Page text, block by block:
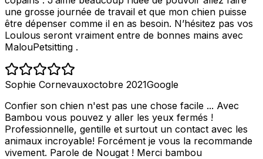
une grosse journée de travail et que mon chien puisse
être dépenser comme il en as besoin. N’hésitez pas vos
Loulous seront vraiment entre de bonnes mains avec
MalouPetsitting .
Sophie Cornevauxoctobre 2021Google
Confier son chien n'est pas une chose facile ... Avec
Bambou vous pouvez y aller les yeux fermés !
Professionnelle, gentille et surtout un contact avec les
animaux incroyable! Forcément je vous la recommande
vivement. Parole de Nougat ! Merci bambou